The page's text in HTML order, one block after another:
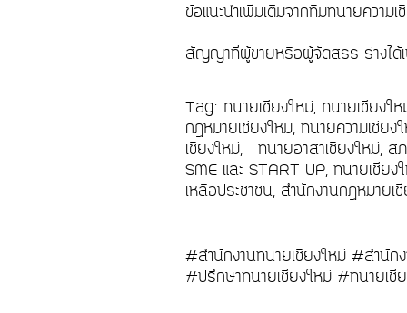
ข้อแนะนำเพิ่มเติมจากทีมทนายความ
สัญญาที่ผู้ขายหรือผู้จัดสรร ร่างได้
Tag: ทนายเชียงใหม่, ทนายเชียงใ
กฎหมายเชียงใหม่, ทนายความเชีย
เชียงใหม่, ทนายอาสาเชียงใหม่, ส
SME และ START UP, ทนายเชีย
เหลือประชาชน, สำนักงานกฎหมาย
#สำนักงานทนายเชียงใหม่ #สำนัก
#ปรึกษาทนายเชียงใหม่ #ทนายเชี